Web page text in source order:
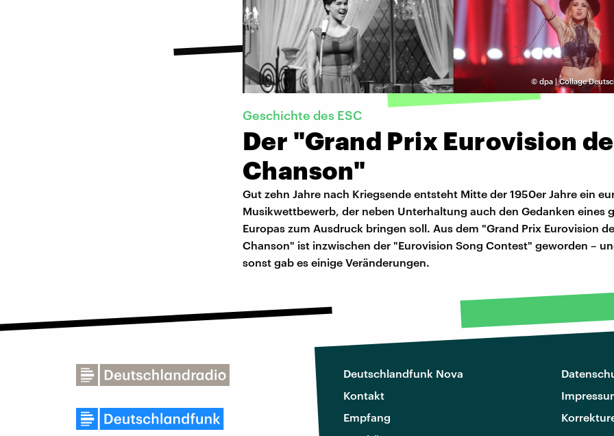
© dpa | Collage
Geschichte des ESC
Der "Grand Prix Eurovision
Chanson"
Gut zehn Jahre nach Kriegsende entsteht Mitte der 1950er Jahre ein
Musikwettbewerb, der neben Unterhaltung auch den Gedanken eines
Europas zum Ausdruck bringen soll. Aus dem "Grand Prix Eurovision
Chanson" ist inzwischen der "Eurovision Song Contest" geworden –
sonst gab es einige Veränderungen.
Deutschlandfunk Nova
Kontakt
Empfang